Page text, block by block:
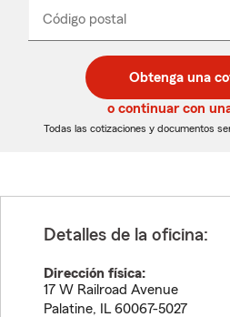
desplegable
Código postal
de
5
dígitos
de
5
dígitos
_____
Obtenga una
o continuar con
Todas las cotizaciones y documentos
Detalles de la oficina:
Dirección física:
17 W Railroad Avenue
Palatine, IL 60067-5027